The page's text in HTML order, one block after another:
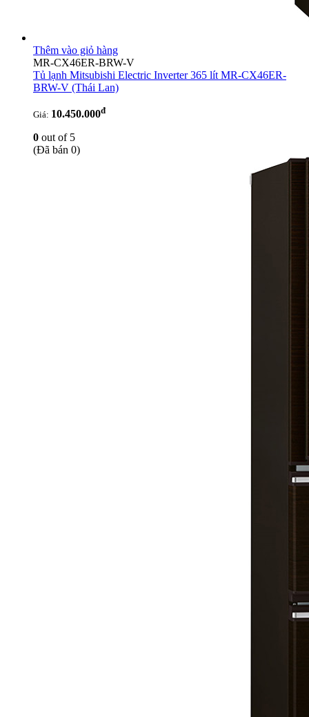
Thêm vào giỏ hàng
MR-CX46ER-BRW-V
Tủ lạnh Mitsubishi Electric Inverter 365 lít MR-CX46ER-
BRW-V (Thái Lan)
Giá: 10.450.000đ
0 out of 5
(Đã bán 0)